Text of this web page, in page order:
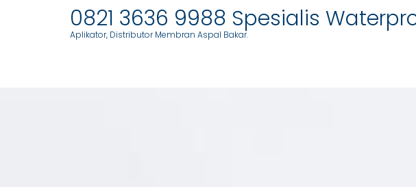
0821 3636 9988 Spesialis
Aplikator, Distributor Membran Aspal Bakar.